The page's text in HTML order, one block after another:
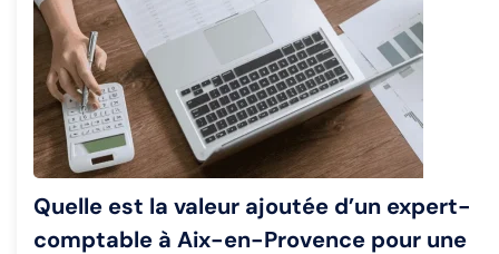
Quelle est la valeur ajoutée d’un expert-
comptable à Aix-en-Provence pour une